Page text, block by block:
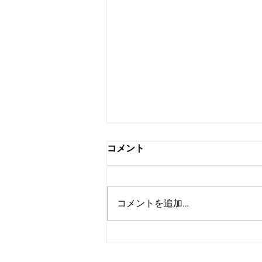
コメント
コメントを追加…